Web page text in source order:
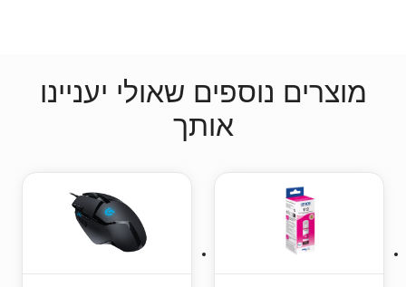
מוצרים נוספים שאולי יעניינו
אותך